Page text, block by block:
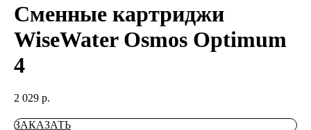
Сменные картриджи
WiseWater Osmos Optimum
4
2 029 р.
ЗАКАЗАТЬ